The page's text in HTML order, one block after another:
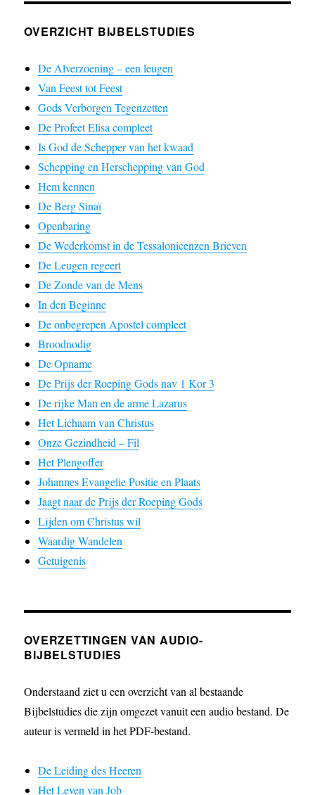
OVERZICHT BIJBELSTUDIES
De Alverzoening – een leugen
Van Feest tot Feest
Gods Verborgen Tegenzetten
De Profeet Elisa compleet
Is God de Schepper van het kwaad
Schepping en Herschepping van God
Hem kennen
De Berg Sinaï
Openbaring
De Wederkomst in de Tessalonicenzen Brieven
De Leugen regeert
De Zonde van de Mens
In den Beginne
De onbegrepen Apostel compleet
Broodnodig
De Opname
De Prijs der Roeping Gods nav 1 Kor 3
De rijke Man en de arme Lazarus
Het Lichaam van Christus
Onze Gezindheid – Fil
Het Plengoffer
Johannes Evangelie Positie en Plaats
Jaagt naar de Prijs der Roeping Gods
Lijden om Christus wil
Waardig Wandelen
Getuigenis
OVERZETTINGEN VAN AUDIO-
BIJBELSTUDIES
Onderstaand ziet u een overzicht van al bestaande
Bijbelstudies die zijn omgezet vanuit een audio bestand. De
auteur is vermeld in het PDF-bestand.
De Leiding des Heeren
Het Leven van Job